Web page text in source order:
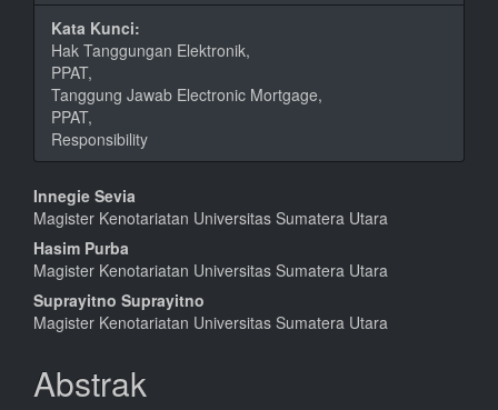
Kata Kunci:
Hak Tanggungan Elektronik,
PPAT,
Tanggung Jawab Electronic Mortgage,
PPAT,
Responsibility
Isi
Artikel
Utama
Innegie Sevia
Magister Kenotariatan Universitas Sumatera Utara
Hasim Purba
Magister Kenotariatan Universitas Sumatera Utara
Suprayitno Suprayitno
Magister Kenotariatan Universitas Sumatera Utara
Abstrak